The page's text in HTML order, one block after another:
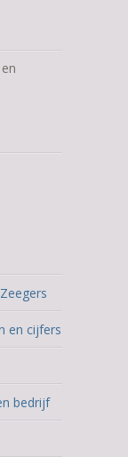
en cijfers
bedrijf